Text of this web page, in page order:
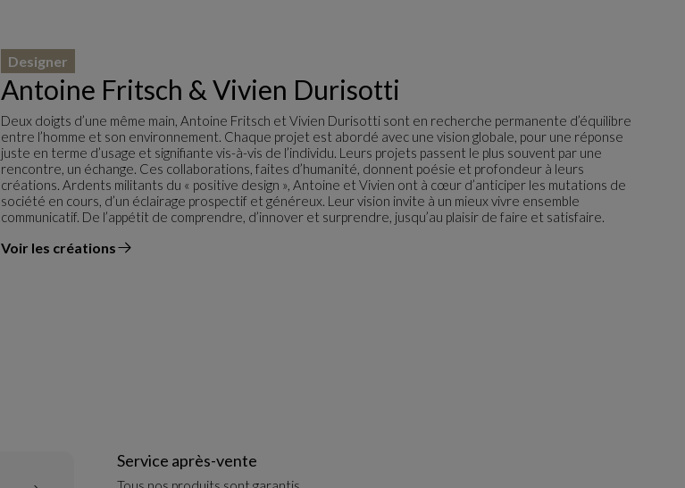
Antoine Fritsch & Vivien Durisotti
Designer
Deux doigts d’une même main, Antoine Fritsch et Vivien Durisotti sont en recherche permanente d’équilibre
entre l’homme et son environnement. Chaque projet est abordé avec une vision globale, pour une réponse
juste en terme d’usage et signifiante vis-à-vis de l’individu. Leurs projets passent le plus souvent par une
rencontre, un échange. Ces collaborations, faites d’humanité, donnent poésie et profondeur à leurs
créations. Ardents militants du « positive design », Antoine et Vivien ont à cœur d’anticiper les mutations de
société en cours, d’un éclairage prospectif et généreux. Leur vision invite à un mieux vivre ensemble
communicatif. De l’appétit de comprendre, d’innover et surprendre, jusqu’au plaisir de faire et satisfaire.
Voir les créations
du designer
Service après-vente